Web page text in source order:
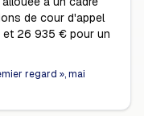
de cour d'appel
26 935 € pour un
regard », mai